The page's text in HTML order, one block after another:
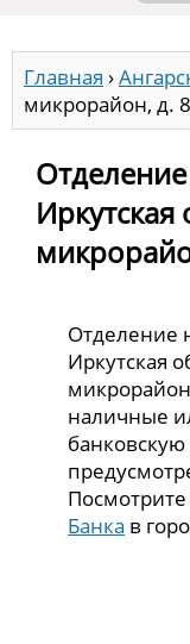
Главная ›
микрорайон, д. 8
Иркутская
Отделение
Иркутская
наличные
Банка в